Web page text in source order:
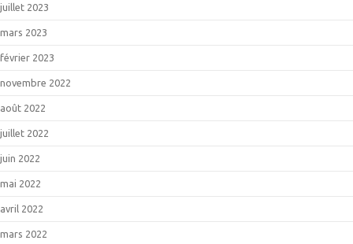
juillet 2023
mars 2023
février 2023
novembre 2022
août 2022
juillet 2022
juin 2022
mai 2022
avril 2022
mars 2022